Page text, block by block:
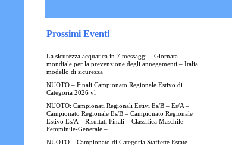
Prossimi Eventi
La sicurezza acquatica in 7 messaggi – Giornata
mondiale per la prevenzione degli annegamenti – Italia
modello di sicurezza
NUOTO – Finali Campionato Regionale Estivo di
Categoria 2026 vl
NUOTO: Campionati Regionali Estivi Es/B – Es/A –
Campionato Regionale Es/B – Campionato Regionale
Estivo Es/A – Risultati Finali – Classifica Maschile-
Femminile-Generale –
NUOTO – Campionato di Categoria Staffette Estate –